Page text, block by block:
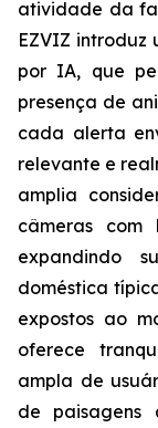
atividade da
EZVIZ
por IA, que
presença de
cada alerta
relevante e
amplia
câmeras com
expandindo
doméstica
expostos ao
oferece
ampla de
de paisagens